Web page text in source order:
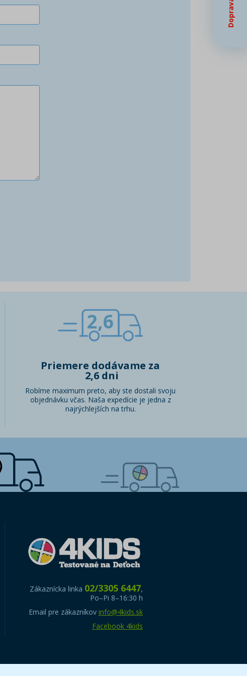
2,6
Priemere dodávame za
2,6 dni
Robíme maximum preto, aby ste dostali svoju
objednávku včas. Naša expedície je jedna z
najrýchlejších na trhu.
Zákaznícka linka 02/3305 6447,
Po–Pi 8–16:30 h
Email pre zákazníkov info@4kids.sk
Facebook 4kids